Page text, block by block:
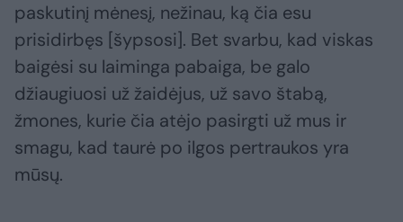
paskutinį mėnesį, nežinau, ką čia esu
prisidirbęs [šypsosi]. Bet svarbu, kad viskas
baigėsi su laiminga pabaiga, be galo
džiaugiuosi už žaidėjus, už savo štabą,
žmones, kurie čia atėjo pasirgti už mus ir
smagu, kad taurė po ilgos pertraukos yra
mūsų.